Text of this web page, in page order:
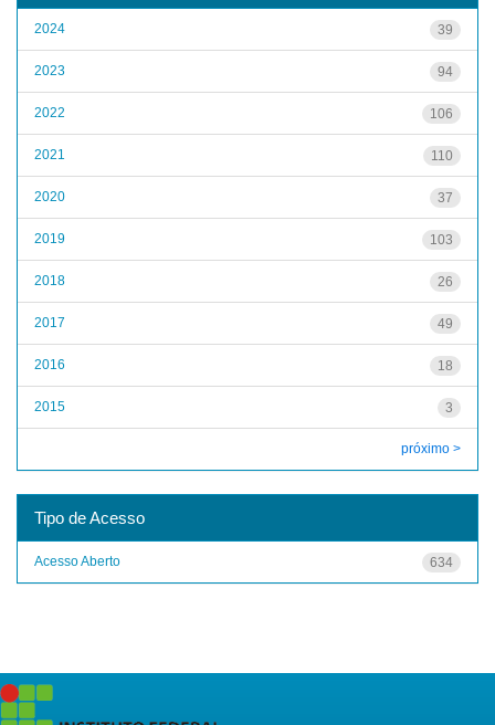
39
2024
94
2023
106
2022
110
2021
37
2020
103
2019
26
2018
49
2017
18
2016
3
2015
próximo >
Tipo de Acesso
634
Acesso Aberto